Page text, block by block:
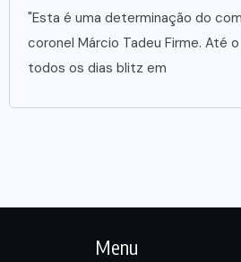
"Esta é uma determinação do
coronel Márcio Tadeu Firme. Até
todos os dias blitz em
Menu